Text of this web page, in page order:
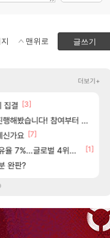
글쓰기
맨위로
가성비라고 ????
규원 [84]
더보기+
집결
[3]
니다! 참여부터 추첨까지????
신가요 [7]
글로벌 4위로 부상
[1]
완판?